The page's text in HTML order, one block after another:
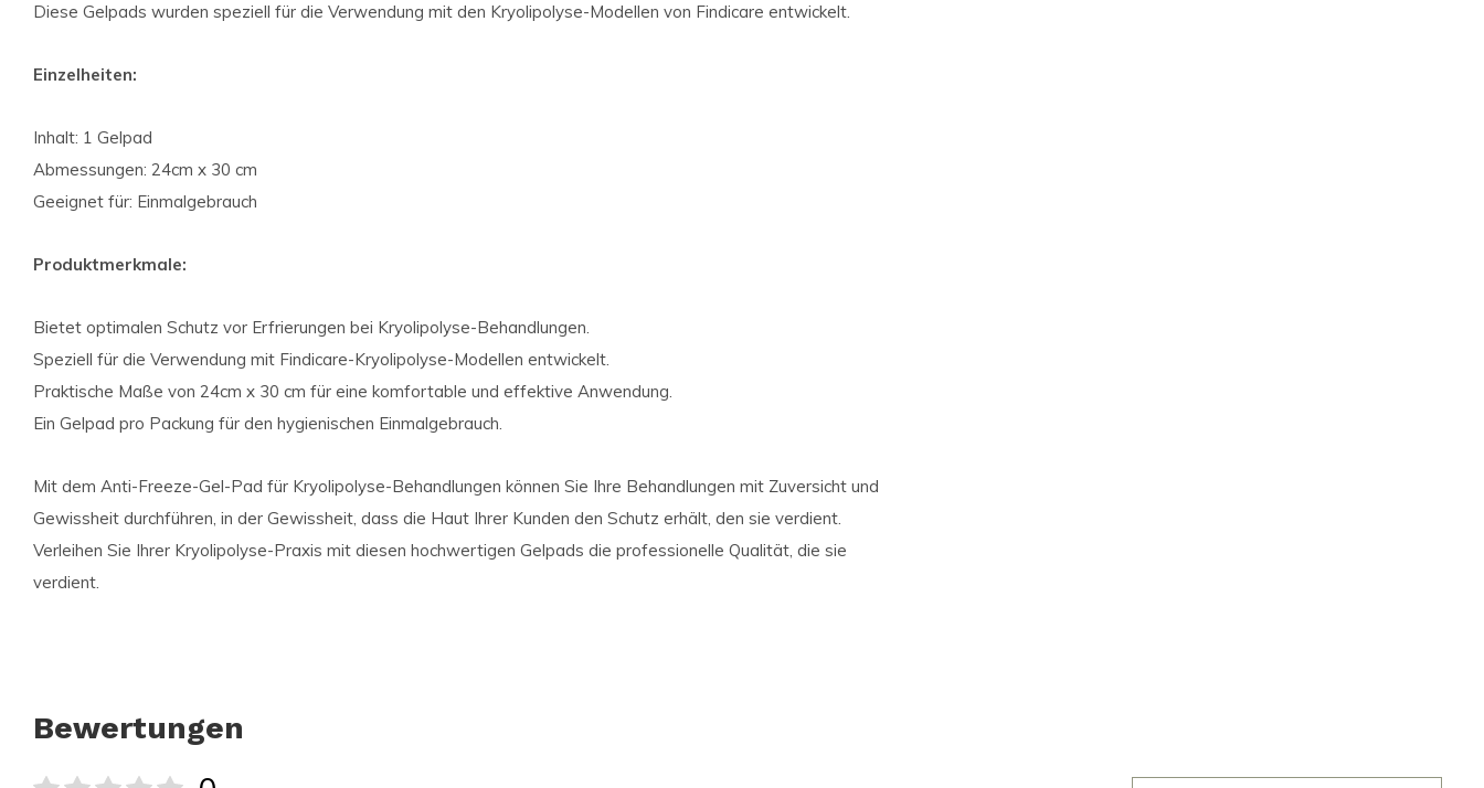
Diese Gelpads wurden speziell für die Verwendung mit den Kryolipolyse-Modellen von Findicare entwickelt.
Einzelheiten:
Inhalt: 1 Gelpad
Abmessungen: 24cm x 30 cm
Geeignet für: Einmalgebrauch
Produktmerkmale:
Bietet optimalen Schutz vor Erfrierungen bei Kryolipolyse-Behandlungen.
Speziell für die Verwendung mit Findicare-Kryolipolyse-Modellen entwickelt.
Praktische Maße von 24cm x 30 cm für eine komfortable und effektive Anwendung.
Ein Gelpad pro Packung für den hygienischen Einmalgebrauch.
Mit dem Anti-Freeze-Gel-Pad für Kryolipolyse-Behandlungen können Sie Ihre Behandlungen mit Zuversicht und
Gewissheit durchführen, in der Gewissheit, dass die Haut Ihrer Kunden den Schutz erhält, den sie verdient.
Verleihen Sie Ihrer Kryolipolyse-Praxis mit diesen hochwertigen Gelpads die professionelle Qualität, die sie
verdient.
Bewertungen